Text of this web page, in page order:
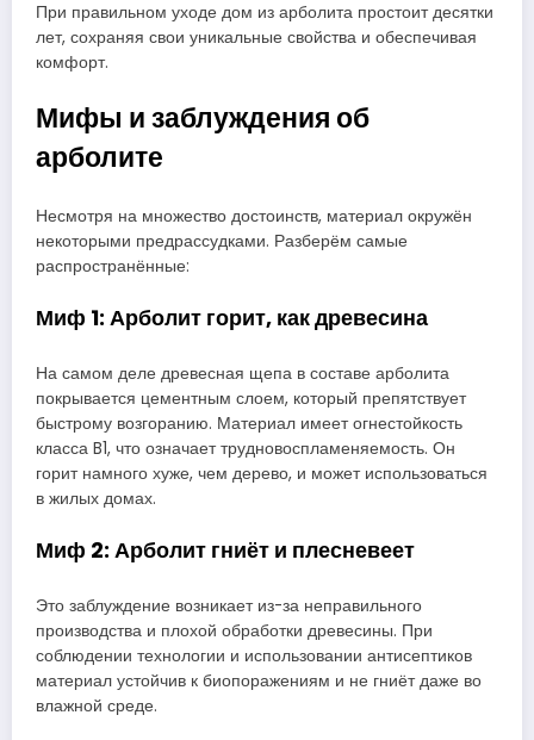
При правильном уходе дом из арболита простоит десятки
лет, сохраняя свои уникальные свойства и обеспечивая
комфорт.
Мифы и заблуждения об
арболите
Несмотря на множество достоинств, материал окружён
некоторыми предрассудками. Разберём самые
распространённые:
Миф 1: Арболит горит, как древесина
На самом деле древесная щепа в составе арболита
покрывается цементным слоем, который препятствует
быстрому возгоранию. Материал имеет огнестойкость
класса B1, что означает трудновоспламеняемость. Он
горит намного хуже, чем дерево, и может использоваться
в жилых домах.
Миф 2: Арболит гниёт и плесневеет
Это заблуждение возникает из-за неправильного
производства и плохой обработки древесины. При
соблюдении технологии и использовании антисептиков
материал устойчив к биопоражениям и не гниёт даже во
влажной среде.